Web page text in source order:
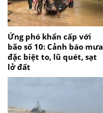
Ứng phó khẩn cấp với
bão số 10: Cảnh báo mưa
đặc biệt to, lũ quét, sạt
lở đất